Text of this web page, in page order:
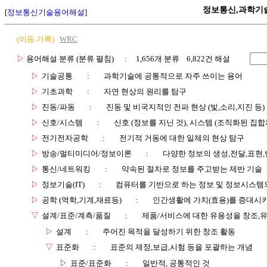
[정보통신기술용어해설] 정보통신,과학기
(이동 기록) WRC
▷ 용어해설 분류 (분류 펼침)
: 1,656개 분류 6,822건 해설
▷ 기술공통 :
과학기술에 공통적으로 자주 쓰이는 용어
▷ 기초과학 :
자연 현상의 원리를 탐구
▷ 진동/파동 :
진동 및 비국지적인 전파 현상 (빛,소리,지진 등)
▷ 신호/시스템 :
신호 (정보를 지닌 것), 시스템 (조직화된 집합
▷ 전기전자공학 :
전기적 거동에 대한 일체의 현상 탐구
▷ 방송/멀티미디어/정보이론 :
다양한 정보의 생성,전달,표현
▷ 통신/네트워킹 :
약속된 절차로 정보를 주고받는 제반 기술
▷ 정보기술(IT) :
컴퓨터를 기반으로 하는 정보 및 정보시스템
▷ 공학 (역학,기계,재료등) :
인간생활에 가치(효용)를 증대시
▽ 설계/표준/계측/품질 :
제품/서비스에 대한 유용성을 창조,
▷ 설계 :
주어진 목적을 달성하기 위한 창조 활동
▽ 표준화 :
표준의 제정,보급,시험 등을 포괄하는 개념
▷ 표준/표준화 : 일반적, 공통적인 것